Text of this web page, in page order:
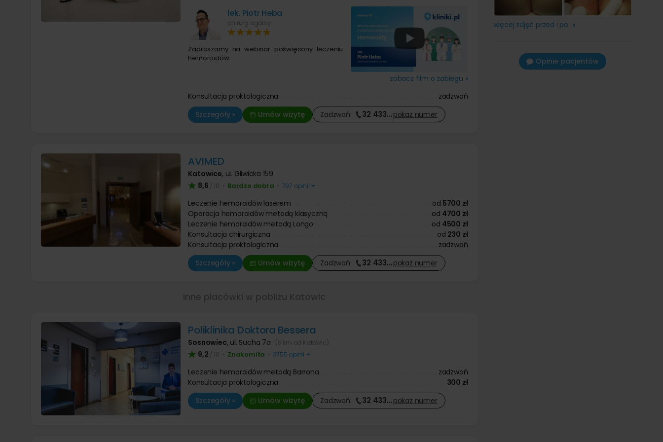
lek. Piotr Heba
chirurg ogólny
Zapraszamy na webinar poświęcony leczeniu
hemoroidów.
zobacz film o zabiegu »
Konsultacja proktologiczna
zadzwoń
Szczegóły »
Umów wizytę Zadzwoń: 32 433…pokaż numer
AVIMED
Katowice, ul. Gliwicka 159
8,6 / 10 • Bardzo dobra • 797 opinii
Leczenie hemoroidów laserem od 5700 zł
Operacja hemoroidów metodą klasyczną
od 4700 zł
Leczenie hemoroidów metodą Longo
od 4500 zł
Konsultacja chirurgiczna
od 230 zł
Konsultacja proktologiczna
zadzwoń
Szczegóły »
Umów wizytę Zadzwoń: 32 433…pokaż numer
Poliklinika Doktora Bessera
Sosnowiec, ul. Sucha 7a (8 km od Katowic)
9,2 / 10 • Znakomita • 3755 opinii
Leczenie hemoroidów metodą Barrona
zadzwoń
Konsultacja proktologiczna
300 zł
Szczegóły »
Umów wizytę Zadzwoń: 32 433…pokaż numer
więcej zdjęć przed i po »
Opinie pacjentów